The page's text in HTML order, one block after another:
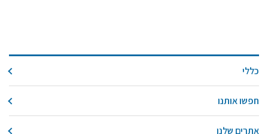
חלב וספורט
מיתוסים נפוצים
אתר מקצועי לאנשי המקצוע
מאמרים על חלב
כללי
חפשו אותנו
אתרים שלנו